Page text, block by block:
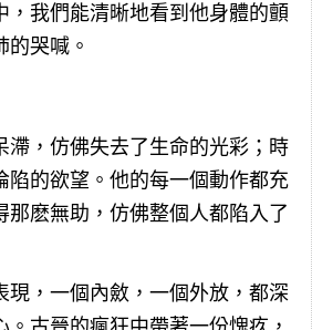
，我們能清晰地看到他身體的顫
的哭喊。
滯，仿佛失去了生命的光彩；時
陷的欲望。他的每一個動作都充
那麽無助，仿佛整個人都陷入了
現，一個內斂，一個外放，都深